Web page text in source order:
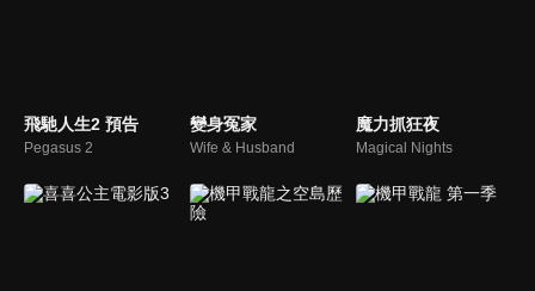
飛馳人生2 預告
Pegasus 2
變身冤家
Wife & Husband
魔力抓狂夜
Magical Nights